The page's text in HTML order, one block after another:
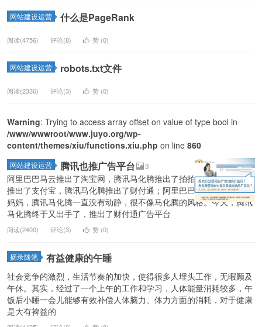
网站建设运营 什么是PageRank
阅读(4756) 评论(8) 赞 (0)
网站建设运营 robots.txt文件
阅读(2336) 评论(3) 赞 (0)
Warning: Trying to access array offset on value of type bool in
/www/wwwroot/www.juyo.org/wp-
content/themes/xiu/functions.xiu.php on line 860
网站建设运营 腾讯也推广告平台 3
阿里巴巴马云推出了淘宝网，腾讯马化腾推出了拍拍；阿里巴巴马云
推出了支付宝，腾讯马化腾推出了财付通；阿里巴巴马云推出了阿里
妈妈，腾讯马化腾一直没有动静，很不像马化腾的风格。今天，腾讯
马化腾终于又出手了，推出了财付通广告平台
阅读(2400) 评论(3) 赞 (0)
摘录随笔 有益健康的午睡
社会竞争的激烈，生活节奏的加快，使得很多人埋头工作，无暇顾及
午休。其实，经过了一个上午的工作和学习，人体能量消耗较多，午
饭后小睡一会儿能够有效补偿人体脑力、体力方面的消耗，对于健康
是大有裨益的